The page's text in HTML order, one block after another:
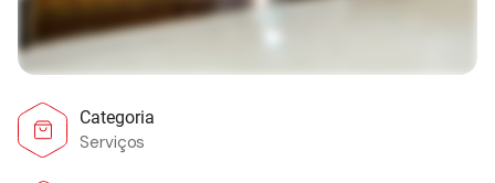
Categoria
Serviços